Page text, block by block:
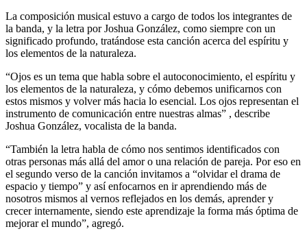
La composición musical estuvo a cargo de todos los integrantes de
la banda, y la letra por Joshua González, como siempre con un
significado profundo, tratándose esta canción acerca del espíritu y
los elementos de la naturaleza.
“Ojos es un tema que habla sobre el autoconocimiento, el espíritu y
los elementos de la naturaleza, y cómo debemos unificarnos con
estos mismos y volver más hacia lo esencial. Los ojos representan el
instrumento de comunicación entre nuestras almas” , describe
Joshua González, vocalista de la banda.
“También la letra habla de cómo nos sentimos identificados con
otras personas más allá del amor o una relación de pareja. Por eso en
el segundo verso de la canción invitamos a “olvidar el drama de
espacio y tiempo” y así enfocarnos en ir aprendiendo más de
nosotros mismos al vernos reflejados en los demás, aprender y
crecer internamente, siendo este aprendizaje la forma más óptima de
mejorar el mundo”, agregó.